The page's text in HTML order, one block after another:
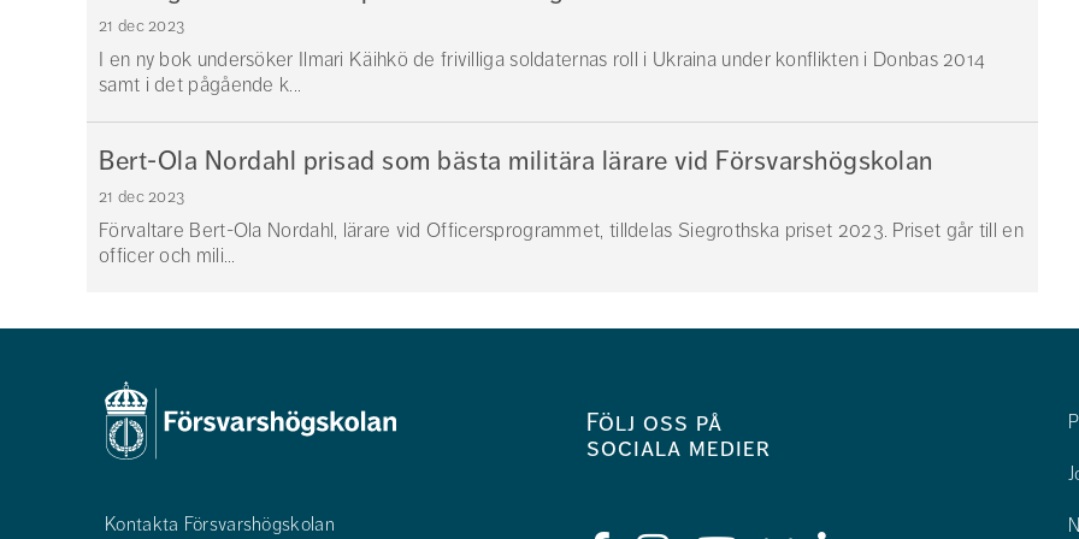
21 dec 2023
I en ny bok undersöker Ilmari Käihkö de frivilliga soldaternas roll i Ukraina under konflikten i Donbas 2014
samt i det pågående k...
Bert-Ola Nordahl prisad som bästa militära lärare vid Försvarshögskolan
21 dec 2023
Förvaltare Bert-Ola Nordahl, lärare vid Officersprogrammet, tilldelas Siegrothska priset 2023. Priset går till en
officer och mili...
Kontakta Försvarshögskolan
Följ oss på
sociala medier